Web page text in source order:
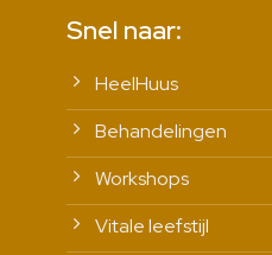
Snel naar:
HeelHuus
Behandelingen
Workshops
Vitale leefstijl